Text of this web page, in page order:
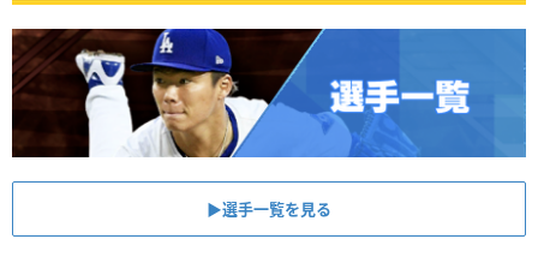
▶︎選手一覧を見る